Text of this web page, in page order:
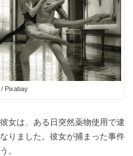
/ Pixabay
女は、ある日突然薬物使用で逮
りました。彼女が捕まった事件
。